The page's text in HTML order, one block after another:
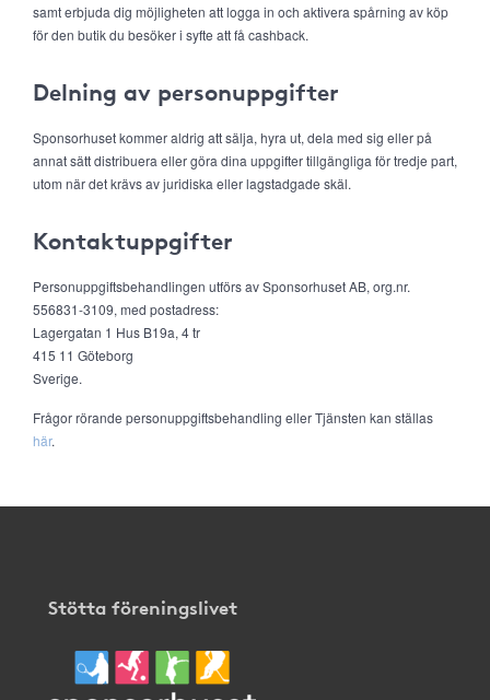
samt erbjuda dig möjligheten att logga in och aktivera spårning av köp
för den butik du besöker i syfte att få cashback.
Delning av personuppgifter
Sponsorhuset kommer aldrig att sälja, hyra ut, dela med sig eller på
annat sätt distribuera eller göra dina uppgifter tillgängliga för tredje part,
utom när det krävs av juridiska eller lagstadgade skäl.
Kontaktuppgifter
Personuppgiftsbehandlingen utförs av Sponsorhuset AB, org.nr.
556831-3109, med postadress:
Lagergatan 1 Hus B19a, 4 tr
415 11 Göteborg
Sverige.
Frågor rörande personuppgiftsbehandling eller Tjänsten kan ställas
här.
Stötta föreningslivet